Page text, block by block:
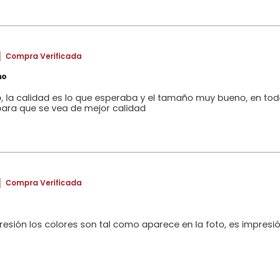
Compra Verificada
la calidad es lo que esperaba y el tamaño muy bueno, en
que se vea de mejor calidad
Compra Verificada
los colores son tal como aparece en la foto, es